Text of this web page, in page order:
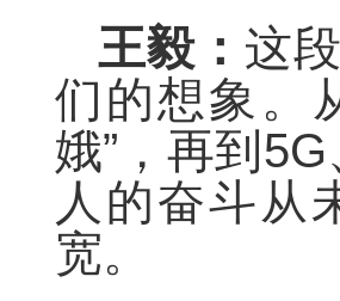
王毅： 这
们的想象。
娥”，再到
人的奋斗从
宽。